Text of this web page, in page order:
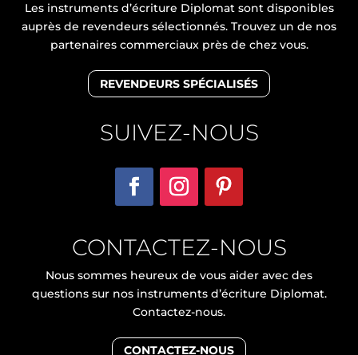
Les instruments d’écriture Diplomat sont disponibles
auprès de revendeurs sélectionnés. Trouvez un de nos
partenaires commerciaux près de chez vous.
REVENDEURS SPÉCIALISÉS
SUIVEZ-NOUS
CONTACTEZ-NOUS
Nous sommes heureux de vous aider avec des
questions sur nos instruments d’écriture Diplomat.
Contactez-nous.
CONTACTEZ-NOUS